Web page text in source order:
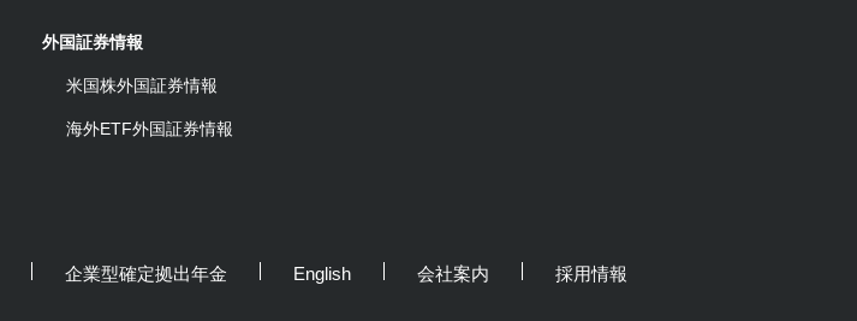
外国証券情報
米国株外国証券情報
海外ETF外国証券情報
企業型確定拠出年金 English 会社案内 採用情報